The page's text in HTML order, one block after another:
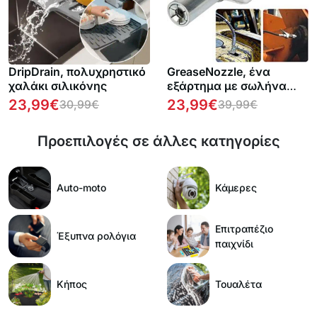
DripDrain, πολυχρηστικό
χαλάκι σιλικόνης
23,99€30,99€
GreaseNozzle, ένα
εξάρτημα με σωλήνα
που ταιριάζει σε όλους
τους γρασαδόρους
23,99€39,99€
Προεπιλογές σε άλλες κατηγορίες
Auto-moto Κάμερες
Έξυπνα ρολόγια
Επιτραπέζιο
παιχνίδι
Κήπος Τουαλέτα